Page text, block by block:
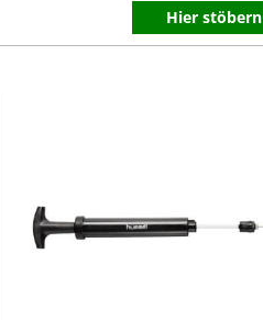
Hier stöbern